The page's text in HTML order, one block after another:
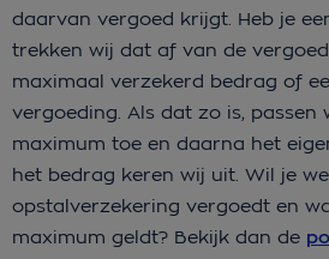
daarvan vergoed krijgt. Heb je
trekken wij dat af van de
maximaal verzekerd bedrag of
vergoeding. Als dat zo is, passen
maximum toe en daarna het
het bedrag keren wij uit. Wil je
opstalverzekering vergoedt en
maximum geldt? Bekijk dan de